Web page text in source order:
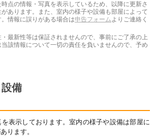
点の情報・写真を表示しているため、以降に更新さ
あります。また、室内の様子や設備も部屋によって
情報に誤りがある場合は申告フォームよりご連絡く
最新性等は保証されませんので、事前にご了承の上
該情報について一切の責任を負いませんので、予め
備
表示しております。室内の様子や設備は部屋に
ります。